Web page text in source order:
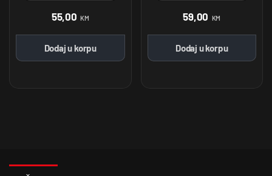
55,00 KM
Dodaj u korpu
59,00 KM
Dodaj u korpu